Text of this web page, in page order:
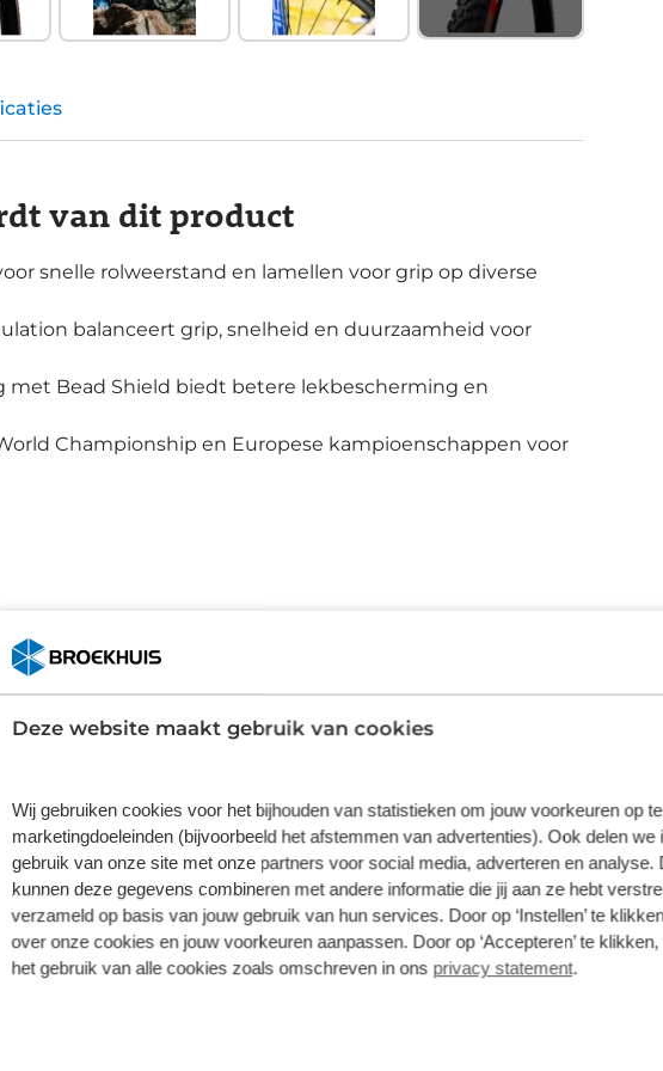
Deze website maakt gebruik van cookies
Wij gebruiken cookies voor het bijhouden van statistieken om jouw voorkeuren op
marketingdoeleinden (bijvoorbeeld het afstemmen van advertenties). Ook delen we
gebruik van onze site met onze partners voor social media, adverteren en analyse.
kunnen deze gegevens combineren met andere informatie die jij aan ze hebt
verzameld op basis van jouw gebruik van hun services. Door op ‘Instellen’ te
over onze cookies en jouw voorkeuren aanpassen. Door op ‘Accepteren’ te
het gebruik van alle cookies zoals omschreven in ons privacy statement.
van dit product
snelle rolweerstand en lamellen voor grip op diverse
balanceert grip, snelheid en duurzaamheid voor
met Bead Shield biedt betere lekbescherming en
Championship en Europese kampioenschappen voor
middenprofiel voor een snelle rolweerstand op
op de schoudernoppen, die parallel aan het pad
en remmen. Bij het nemen van bochten op harde,
variabele breedtes en open trailing edges van de
Formulation, biedt een balans tussen grip, snelheid en
is afgestemd op rijders die op elk deel van het parcours
met het nieuwe 60 TPI nylon Race Casing, levert de
prestatie ten opzichte van zijn voorganger: meer snelheid,
en meer rijcomfort, met voorspelbare controle. De Bead
bescherming. Dit model, met afmetingen
van 680 gram, is compatibel met hookless velgen. De
verbetert zonder de snelheid te beïnvloeden. Dit draagt
Vittoria
MTB banden
op basis van aanlevering van de leverancier. Op basis van beschikbaarheid of